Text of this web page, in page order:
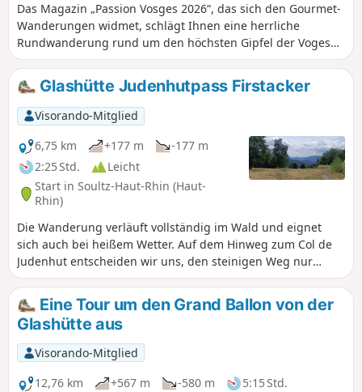
Das Magazin „Passion Vosges 2026“, das sich den Gourmet-
Wanderungen widmet, schlägt Ihnen eine herrliche
Rundwanderung rund um den höchsten Gipfel der Vogesen
vor. Diese führt an dem Bergbauerngasthof du Grand-
Ballon vorbei und bietet atemberaubende Ausblicke.
Glashütte Judenhutpass Firstacker
Visorando-Mitglied
6,75 km
+177 m
-177 m
2:25 Std.
Leicht
Start in Soultz-Haut-Rhin (Haut-
Rhin)
Die Wanderung verläuft vollständig im Wald und eignet
sich auch bei heißem Wetter. Auf dem Hinweg zum Col de
Judenhut entscheiden wir uns, den steinigen Weg nur
teilweise zu nehmen und ziehen stattdessen den breiten
Pfad vor, der zum Pass führt. Dort erwartet uns ein schöner,
schattiger Picknickplatz sowie ein Unterstand und ein
Brunnen. Der Weg zum Firstacker verläuft am Hang
entlang, mit nur geringem Höhenunterschied, und führt
über zahlreiche Bäche. Für den Rückweg zur Glashütte
folgen wir dem breiten Abstieg.
Eine Tour um den Grand Ballon von der
Glashütte aus
Visorando-Mitglied
12,76 km
+567 m -580 m
5:15 Std.